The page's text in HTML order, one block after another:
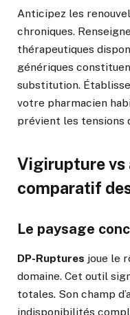
Anticipez les
chroniques.
thérapeutiques
génériques
substitution.
votre pharmacien
prévient les tensions
Vigirupture vs
comparatif
Le paysage
DP-Ruptures joue le
domaine. Cet outil
totales. Son champ
indisponibilités